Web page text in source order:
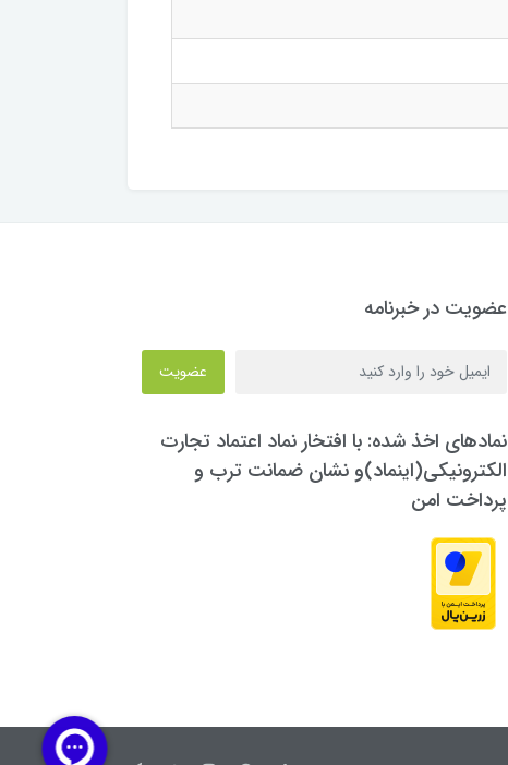
عضویت در خبرنامه
عضویت
نمادهای اخذ شده: با افتخار نماد اعتماد تجارت
الکترونیکی(اینماد)و نشان ضمانت ترب و
پرداخت امن